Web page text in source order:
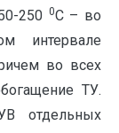
250 0С – во
интервале
во всех
ТУ.
отдельных